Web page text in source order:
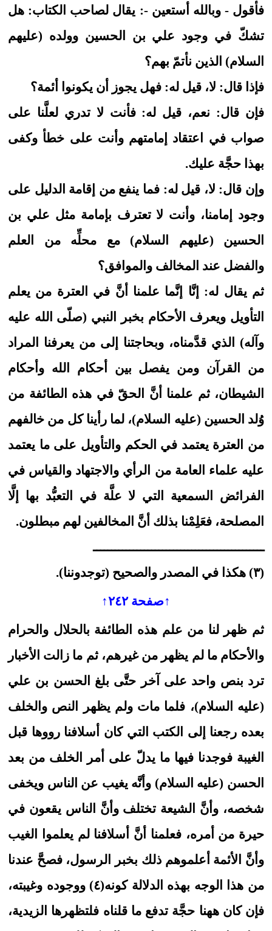
فأقول - وبالله أستعين -: يقال لصاحب الكتاب: هل
تشكّ في وجود علي بن الحسين وولده (عليهم
السلام) الذين نأتمّ بهم؟
فإذا قال: لا، قيل له: فهل يجوز أن يكونوا أئمة؟
فإن قال: نعم، قيل له: فأنت لا تدري لعلَّنا على
صواب في اعتقاد إمامتهم وأنت على خطأ وكفى
بهذا حجَّة عليك.
وإن قال: لا، قيل له: فما ينفع من إقامة الدليل على
وجود إمامنا، وأنت لا تعترف بإمامة مثل علي بن
الحسين (عليهم السلام) مع محلِّه من العلم
والفضل عند المخالف والموافق؟
ثم يقال له: إنَّا إنَّما علمنا أنَّ في العترة من يعلم
التأويل ويعرف الأحكام بخبر النبي (صلّى الله عليه
وآله) الذي قدَّمناه، وبحاجتنا إلى من يعرفنا المراد
من القرآن ومن يفصل بين أحكام الله وأحكام
الشيطان، ثم علمنا أنَّ الحقّ في هذه الطائفة من
وُلد الحسين (عليه السلام)، لما رأينا كل من خالفهم
من العترة يعتمد في الحكم والتأويل على ما يعتمد
عليه علماء العامة من الرأي والاجتهاد والقياس في
الفرائض السمعية التي لا علَّة في التعبُّد بها إلَّا
المصلحة، فعَلِمْنا بذلك أنَّ المخالفين لهم مبطلون.
ـــــــــــــــــــــــــــــــــــــــــــــــ
(٣) هكذا في المصدر والصحيح (توجدوننا).
↑صفحة ٢٤٢↑
ثم ظهر لنا من علم هذه الطائفة بالحلال والحرام
والأحكام ما لم يظهر من غيرهم، ثم ما زالت الأخبار
ترد بنص واحد على آخر حتَّى بلغ الحسن بن علي
(عليه السلام)، فلما مات ولم يظهر النص والخلف
بعده رجعنا إلى الكتب التي كان أسلافنا رووها قبل
الغيبة فوجدنا فيها ما يدلّ على أمر الخلف من بعد
الحسن (عليه السلام) وأنَّه يغيب عن الناس ويخفى
شخصه، وأنَّ الشيعة تختلف وأنَّ الناس يقعون في
حيرة من أمره، فعلمنا أنَّ أسلافنا لم يعلموا الغيب
وأنَّ الأئمة أعلموهم ذلك بخبر الرسول، فصحَّ عندنا
من هذا الوجه بهذه الدلالة كونه(٤) ووجوده وغيبته،
فإن كان ههنا حجَّة تدفع ما قلناه فلتظهرها الزيدية،